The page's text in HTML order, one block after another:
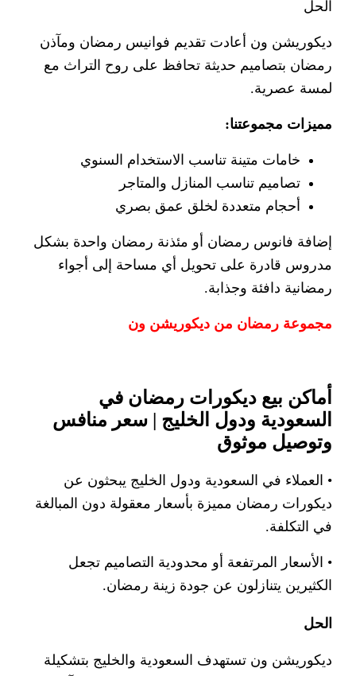
الحل
ديكوريشن ون أعادت تقديم فوانيس رمضان ومآذن
رمضان بتصاميم حديثة تحافظ على روح التراث مع
لمسة عصرية.
مميزات مجموعتنا:
خامات متينة تناسب الاستخدام السنوي
تصاميم تناسب المنازل والمتاجر
أحجام متعددة لخلق عمق بصري
إضافة فانوس رمضان أو مئذنة رمضان واحدة بشكل
مدروس قادرة على تحويل أي مساحة إلى أجواء
رمضانية دافئة وجذابة.
مجموعة رمضان من ديكوريشن ون
أماكن بيع ديكورات رمضان في
السعودية ودول الخليج | سعر منافس
وتوصيل موثوق
• العملاء في السعودية ودول الخليج يبحثون عن
ديكورات رمضان مميزة بأسعار معقولة دون المبالغة
في التكلفة.
• الأسعار المرتفعة أو محدودية التصاميم تجعل
الكثيرين يتنازلون عن جودة زينة رمضان.
الحل
ديكوريشن ون تستهدف السعودية والخليج بتشكيلة